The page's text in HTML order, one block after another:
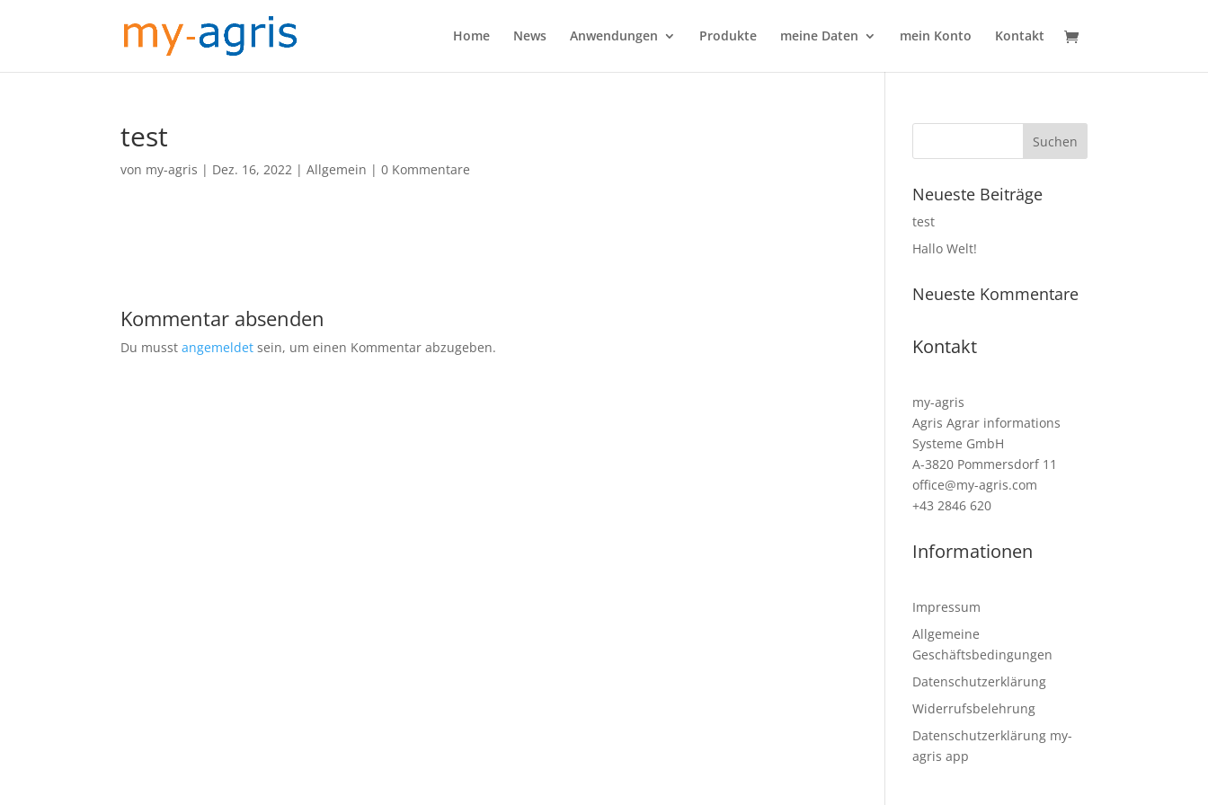
Home News Anwendungen Produkte meine Daten mein Konto Kontakt
test
von my-agris | Dez. 16, 2022 |Allgemein |0 Kommentare
Kommentar absenden
Du musstangemeldet sein, um einen Kommentar abzugeben.
Neueste Beiträge
test
Hallo Welt!
Neueste Kommentare
Kontakt
my-agris
Agris Agrar informations
Systeme GmbH
A-3820 Pommersdorf 11
office@my-agris.com
+43 2846 620
Informationen
Impressum
Allgemeine
Geschäftsbedingungen
Datenschutzerklärung
Widerrufsbelehrung
Datenschutzerklärung my-
agris app